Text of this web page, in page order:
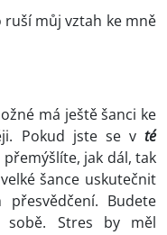
ruší můj vztah ke mně
má ještě šanci ke
Pokud jste se v té
jak dál, tak
šance uskutečnit
Budete
Stres by měl